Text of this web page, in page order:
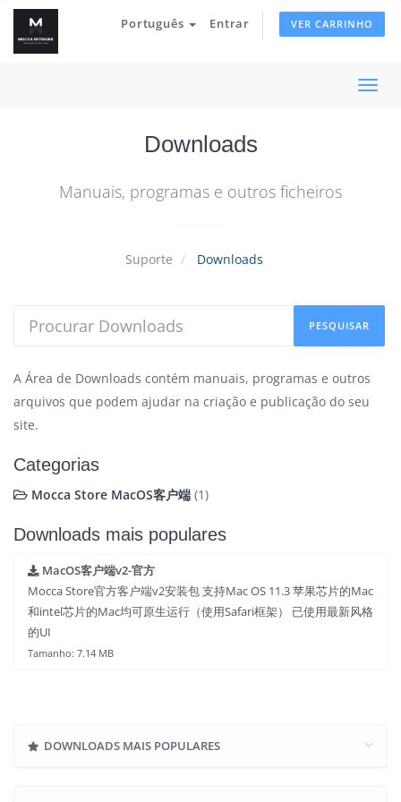
Português Entrar VER CARRINHO
Downloads
Manuais, programas e outros ficheiros
Suporte Downloads
A Área de Downloads contém manuais, programas e outros
arquivos que podem ajudar na criação e publicação do seu
site.
Categorias
Mocca Store MacOS客户端 (1)
Downloads mais populares
MacOS客户端v2-官方
Mocca Store官方客户端v2安装包 支持Mac OS 11.3 苹果芯片的Mac
和intel芯片的Mac均可原生运行（使用Safari框架） 已使用最新风格
的UI
Tamanho: 7.14 MB
DOWNLOADS MAIS POPULARES